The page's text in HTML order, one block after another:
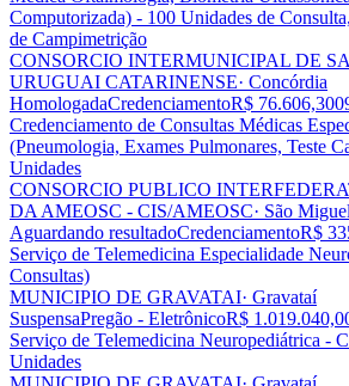
Computorizada) - 100 Unidades de
de Campimetrição
CONSORCIO INTERMUNICIPAL DE
URUGUAI CATARINENSE· Concórdia
HomologadaCredenciamentoR$ 76.606,30
Credenciamento de Consultas Médicas
(Pneumologia, Exames Pulmonares, Teste
Unidades
CONSORCIO PUBLICO
DA AMEOSC - CIS/AMEOSC· São
Aguardando resultadoCredenciamentoR$
Serviço de Telemedicina Especialidade
Consultas)
MUNICIPIO DE GRAVATAI· Gravataí
SuspensaPregão - EletrônicoR$
Serviço de Telemedicina Neuropediátrica -
Unidades